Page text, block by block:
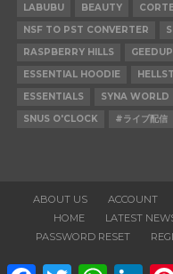
LABUBU
BEAUTY
NSF TO PST CONVERTER
RASPBERRY HILLS
ESSENTIAL HOODIE
ESSENTIALS
SYNA WORLD
SNUS O'CLOCK
#ライブ配信
ABOUT US ACCOUNT
HOME
LATEST
PASSWORD RESET